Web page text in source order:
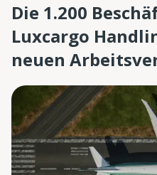
Die 1.200
Luxcargo
neuen